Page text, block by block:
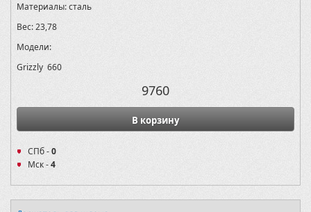
Материалы:сталь
Вес:23,78
Модели:
Grizzly 660
9760
В корзину
СПб -0
Мск -4